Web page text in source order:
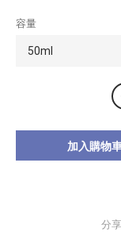
容量
加入購物
分